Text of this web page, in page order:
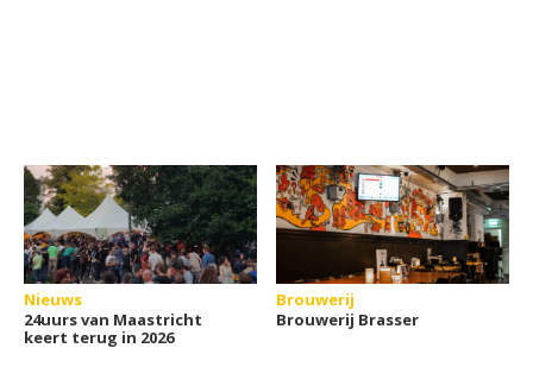
Nieuws
24uurs van Maastricht
keert terug in 2026
Brouwerij
Brouwerij Brasser